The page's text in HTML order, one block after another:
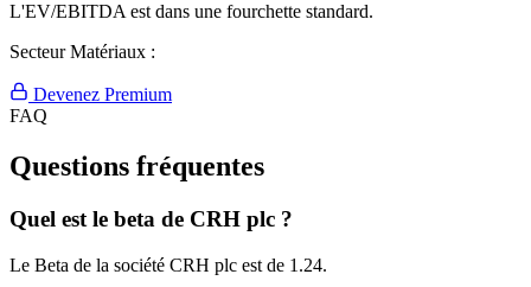
L'EV/EBITDA est dans une fourchette standard.
Secteur Matériaux :
Devenez Premium
FAQ
Questions fréquentes
Quel est le beta de CRH plc ?
Le Beta de la société CRH plc est de 1.24.